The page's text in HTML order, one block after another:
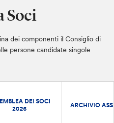
Soci
dei componenti il Consiglio di
persone candidate singole
DEI SOCI
2026
ARCHIVIO